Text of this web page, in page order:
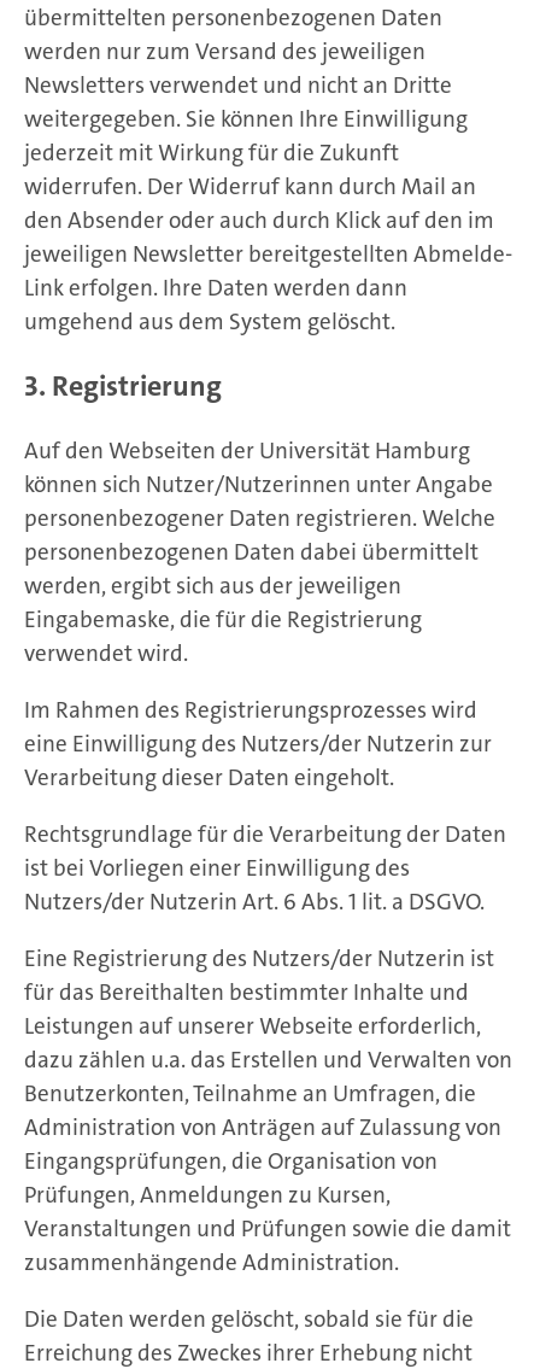
übermittelten personenbezogenen Daten
werden nur zum Versand des jeweiligen
Newsletters verwendet und nicht an Dritte
weitergegeben. Sie können Ihre Einwilligung
jederzeit mit Wirkung für die Zukunft
widerrufen. Der Widerruf kann durch Mail an
den Absender oder auch durch Klick auf den im
jeweiligen Newsletter bereitgestellten Abmelde-
Link erfolgen. Ihre Daten werden dann
umgehend aus dem System gelöscht.
3. Registrierung
Auf den Webseiten der Universität Hamburg
können sich Nutzer/Nutzerinnen unter Angabe
personenbezogener Daten registrieren. Welche
personenbezogenen Daten dabei übermittelt
werden, ergibt sich aus der jeweiligen
Eingabemaske, die für die Registrierung
verwendet wird.
Im Rahmen des Registrierungsprozesses wird
eine Einwilligung des Nutzers/der Nutzerin zur
Verarbeitung dieser Daten eingeholt.
Rechtsgrundlage für die Verarbeitung der Daten
ist bei Vorliegen einer Einwilligung des
Nutzers/der Nutzerin Art. 6 Abs. 1 lit. a DSGVO.
Eine Registrierung des Nutzers/der Nutzerin ist
für das Bereithalten bestimmter Inhalte und
Leistungen auf unserer Webseite erforderlich,
dazu zählen u.a. das Erstellen und Verwalten von
Benutzerkonten, Teilnahme an Umfragen, die
Administration von Anträgen auf Zulassung von
Eingangsprüfungen, die Organisation von
Prüfungen, Anmeldungen zu Kursen,
Veranstaltungen und Prüfungen sowie die damit
zusammenhängende Administration.
Die Daten werden gelöscht, sobald sie für die
Erreichung des Zweckes ihrer Erhebung nicht